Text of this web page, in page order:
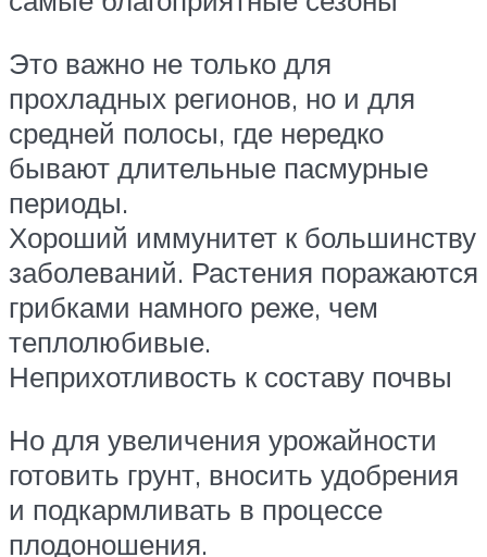
Это важно не только для
прохладных регионов, но и для
средней полосы, где нередко
бывают длительные пасмурные
периоды.
Хороший иммунитет к большинству
заболеваний. Растения поражаются
грибками намного реже, чем
теплолюбивые.
Неприхотливость к составу почвы
Но для увеличения урожайности
готовить грунт, вносить удобрения
и подкармливать в процессе
плодоношения.